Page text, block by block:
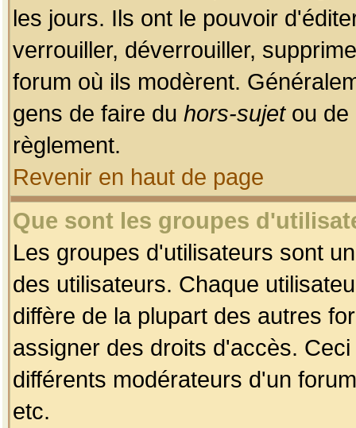
les jours. Ils ont le pouvoir
verrouiller, déverrouiller,
forum où ils modèrent.
gens de faire du hors-sujetou de
règlement.
Revenir en haut de page
Que sont les groupes
Les groupes d'utilisateurs sont
des utilisateurs. Chaque
diffère de la plupart des autres
assigner des droits d'accès.
différents modérateurs d'un
etc.